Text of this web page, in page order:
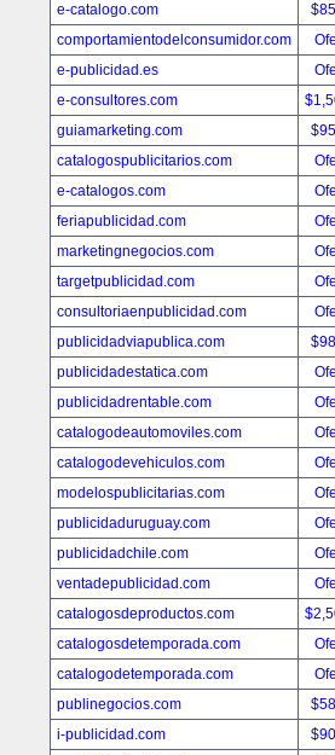
e-catalogo.com
comportamientodelconsumidor.com
e-publicidad.es
e-consultores.com
guiamarketing.com
catalogospublicitarios.com
e-catalogos.com
feriapublicidad.com
marketingnegocios.com
targetpublicidad.com
consultoriaenpublicidad.com
publicidadviapublica.com
publicidadestatica.com
publicidadrentable.com
catalogodeautomoviles.com
catalogodevehiculos.com
modelospublicitarias.com
publicidaduruguay.com
publicidadchile.com
ventadepublicidad.com
catalogosdeproductos.com
catalogosdetemporada.com
catalogodetemporada.com
publinegocios.com
i-publicidad.com